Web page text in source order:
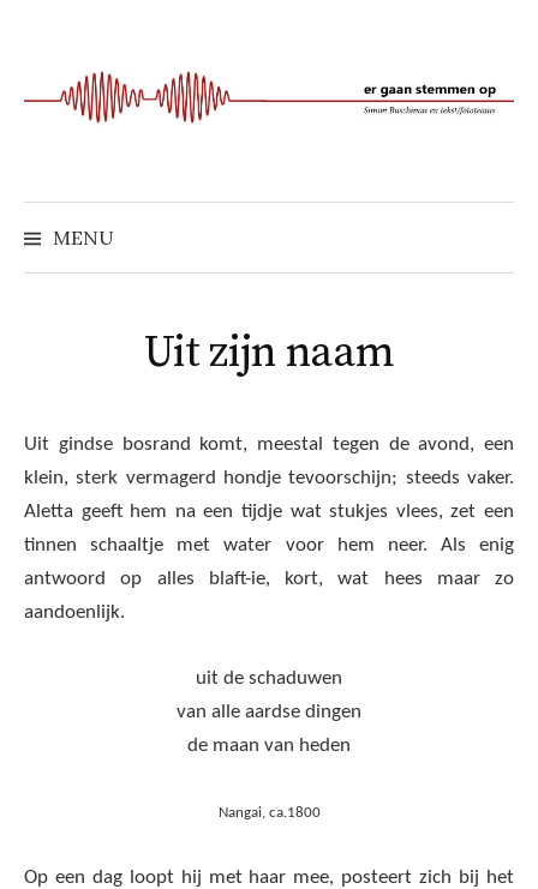
springen
MENU
Uit zijn naam
Uit gindse bosrand komt, meestal tegen de avond, een
klein, sterk vermagerd hondje tevoorschijn; steeds vaker.
Aletta geeft hem na een tijdje wat stukjes vlees, zet een
tinnen schaaltje met water voor hem neer. Als enig
antwoord op alles blaft-ie, kort, wat hees maar zo
aandoenlijk.
uit de schaduwen
van alle aardse dingen
de maan van heden
Nangai, ca.1800
Op een dag loopt hij met haar mee, posteert zich bij het